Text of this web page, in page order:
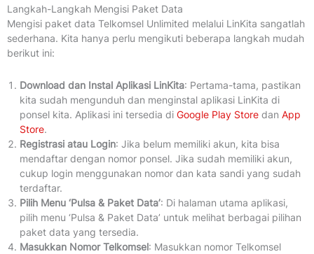
Langkah-Langkah Mengisi Paket Data
Mengisi paket data Telkomsel Unlimited melalui LinKita sangatlah
sederhana. Kita hanya perlu mengikuti beberapa langkah mudah
berikut ini:
Download dan Instal Aplikasi LinKita: Pertama-tama, pastikan
kita sudah mengunduh dan menginstal aplikasi LinKita di
ponsel kita. Aplikasi ini tersedia diGoogle Play Store danApp
Store.
Registrasi atau Login: Jika belum memiliki akun, kita bisa
mendaftar dengan nomor ponsel. Jika sudah memiliki akun,
cukup login menggunakan nomor dan kata sandi yang sudah
terdaftar.
Pilih Menu ‘Pulsa & Paket Data’: Di halaman utama aplikasi,
pilih menu ‘Pulsa & Paket Data’ untuk melihat berbagai pilihan
paket data yang tersedia.
Masukkan Nomor Telkomsel: Masukkan nomor Telkomsel